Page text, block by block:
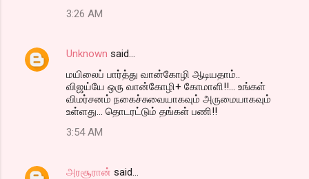
3:26 AM
Unknown said…
மயிலைப் பார்த்து வான்கோழி ஆடியதாம்..
விஜய்யே ஒரு வான்கோழி+ கோமாளி!!... உங்கள்
விமர்சனம் நகைச்சுவையாகவும் அருமையாகவும்
உள்ளது... தொடரட்டும் தங்கள் பணி!!
3:54 AM
அரசூரான் said…